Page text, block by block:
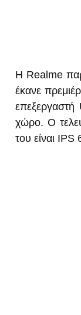
Η Realme
έκανε
χώρο. Ο
του είναι